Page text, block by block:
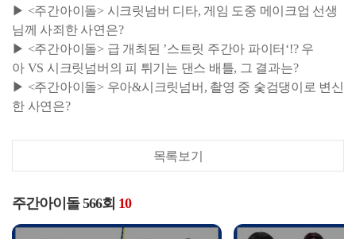
▶ <주간아이돌> 시크릿넘버 디타, 게임 도중 메이크업 선생
님께 사죄한 사연은?
▶ <주간아이돌> 급 개최된 ’스트릿 주간아 파이터‘!? 우
아 VS 시크릿넘버의 피 튀기는 댄스 배틀, 그 결과는?
▶ <주간아이돌> 우아&시크릿넘버, 촬영 중 숯검댕이로 변신
한 사연은?
목록보기
주간아이돌 566회 10